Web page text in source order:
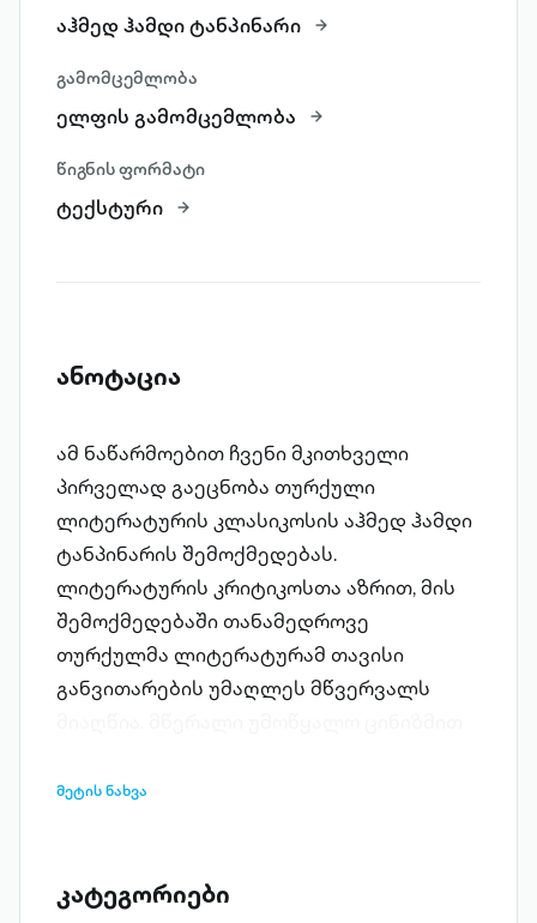
აჰმედ ჰამდი ტანპინარი
გამომცემლობა
ელფის გამომცემლობა
წიგნის ფორმატი
ტექსტური
ანოტაცია
ამ ნაწარმოებით ჩვენი მკითხველი
პირველად გაეცნობა თურქული
ლიტერატურის კლასიკოსის აჰმედ ჰამდი
ტანპინარის შემოქმედებას.
ლიტერატურის კრიტიკოსთა აზრით, მის
შემოქმედებაში თანამედროვე
თურქულმა ლიტერატურამ თავისი
განვითარების უმაღლეს მწვერვალს
მთავარი გმირი, უპრინციპო "თურქი",
ერთად აფუძნებენ აბსოლუტურად
მეტის ნახვა
კატეგორიები